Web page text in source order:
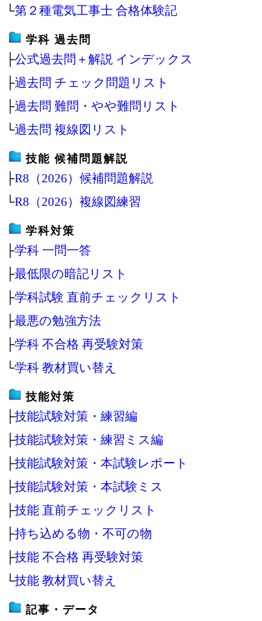
└第２種電気工事士 合格体験記
学科 過去問
├公式過去問＋解説 インデックス
├過去問 チェック問題リスト
├過去問 難問・やや難問リスト
└過去問 複線図リスト
技能 候補問題解説
├R8（2026）候補問題解説
└R8（2026）複線図練習
学科対策
├学科 一問一答
├最低限の暗記リスト
├学科試験 直前チェックリスト
├最悪の勉強方法
├学科 不合格 再受験対策
└学科 教材買い替え
技能対策
├技能試験対策・練習編
├技能試験対策・練習ミス編
├技能試験対策・本試験レポート
├技能試験対策・本試験ミス
├技能 直前チェックリスト
├持ち込める物・不可の物
├技能 不合格 再受験対策
└技能 教材買い替え
記事・データ